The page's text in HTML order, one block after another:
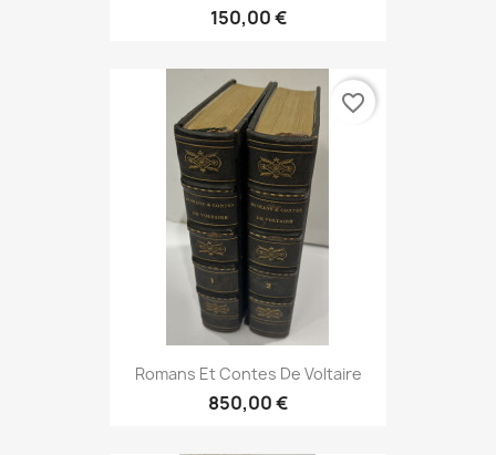
150,00 €
Romans Et Contes De Voltaire
850,00 €
favorite_border